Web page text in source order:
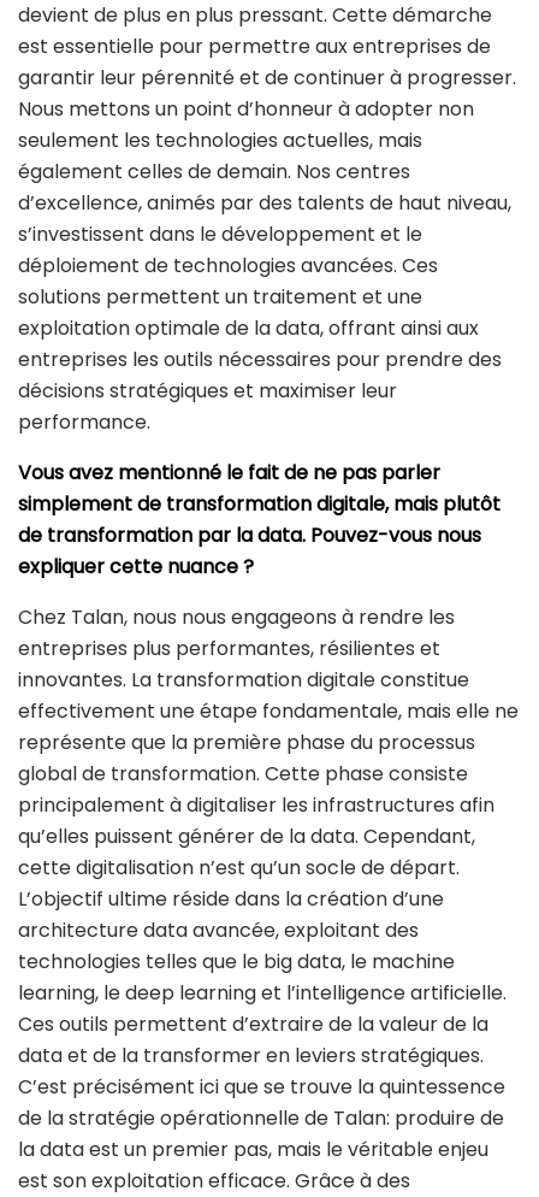
devient de plus en plus pressant. Cette démarche
est essentielle pour permettre aux entreprises de
garantir leur pérennité et de continuer à progresser.
Nous mettons un point d’honneur à adopter non
seulement les technologies actuelles, mais
également celles de demain. Nos centres
d’excellence, animés par des talents de haut niveau,
s’investissent dans le développement et le
déploiement de technologies avancées. Ces
solutions permettent un traitement et une
exploitation optimale de la data, offrant ainsi aux
entreprises les outils nécessaires pour prendre des
décisions stratégiques et maximiser leur
performance.
Vous avez mentionné le fait de ne pas parler
simplement de transformation digitale, mais plutôt
de transformation par la data. Pouvez-vous nous
expliquer cette nuance ?
Chez Talan, nous nous engageons à rendre les
entreprises plus performantes, résilientes et
innovantes. La transformation digitale constitue
effectivement une étape fondamentale, mais elle ne
représente que la première phase du processus
global de transformation. Cette phase consiste
principalement à digitaliser les infrastructures afin
qu’elles puissent générer de la data. Cependant,
cette digitalisation n’est qu’un socle de départ.
L’objectif ultime réside dans la création d’une
architecture data avancée, exploitant des
technologies telles que le big data, le machine
learning, le deep learning et l’intelligence artificielle.
Ces outils permettent d’extraire de la valeur de la
data et de la transformer en leviers stratégiques.
C’est précisément ici que se trouve la quintessence
de la stratégie opérationnelle de Talan: produire de
la data est un premier pas, mais le véritable enjeu
est son exploitation efficace. Grâce à des